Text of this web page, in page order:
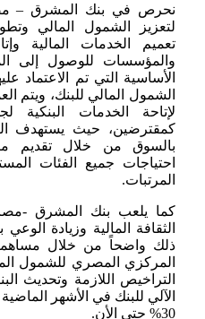
نحرص في بنك المشرق –
لتعزيز الشمول المالي
تعميم الخدمات المالية
والمؤسسات للوصول إلى
الأساسية التي تم الاعتماد
الشمول المالي للبنك، ويتم
لإتاحة الخدمات البنكية
كمقترضين، حيث يستهدف
بالسوق من خلال تقديم
احتياجات جميع الفئات
المرتبات.
كما يلعب بنك المشرق -
الثقافة المالية وزيادة
ذلك واضحاً من خلال
المركزي المصري للشمول
التراخيص اللازمة وتحديث
الآلي للبنك في الأشهر
30% حتى الأن.